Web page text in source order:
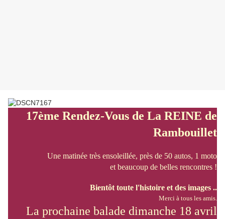
17ème Rendez-Vous de La REINE de
Rambouillet
Une matinée très ensoleillée, près de 50 autos, 1 moto
et beaucoup de belles rencontres !
Bientôt toute l'histoire et des images ..
Merci à tous les amis.
La prochaine balade dimanche 18 avril